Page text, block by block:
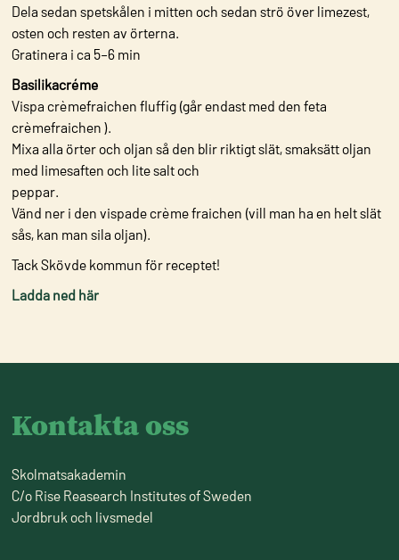
Dela sedan spetskålen i mitten och sedan strö över limezest,
osten och resten av örterna.
Gratinera i ca 5–6 min
Basilikacréme
Vispa crèmefraichen fluffig (går endast med den feta
crèmefraichen ).
Mixa alla örter och oljan så den blir riktigt slät, smaksätt oljan
med limesaften och lite salt och
peppar.
Vänd ner i den vispade crème fraichen (vill man ha en helt slät
sås, kan man sila oljan).
Tack Skövde kommun för receptet!
Ladda ned här
Kontakta oss
Skolmatsakademin
C/o Rise Reasearch Institutes of Sweden
Jordbruk och livsmedel